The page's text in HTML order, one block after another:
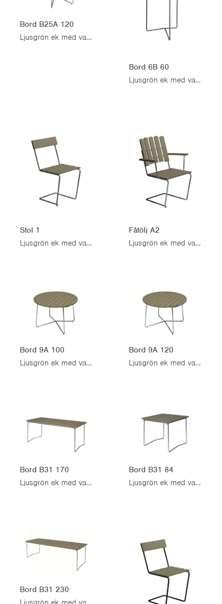
Bord B25A 120
Ljusgrön ek med varmförzinkad stativ
Bord 6B 60
Ljusgrön ek med varmförzinkad stativ
Stol 1
Ljusgrön ek med varmförzinkad stativ
Fåtölj A2
Ljusgrön ek med varmförzinkad stativ
Bord 9A 100
Ljusgrön ek med varmförzinkad stativ
Bord 9A 120
Ljusgrön ek med varmförzinkad stativ
Bord B31 170
Ljusgrön ek med varmförzinkad stativ
Bord B31 84
Ljusgrön ek med varmförzinkad stativ
Bord B31 230